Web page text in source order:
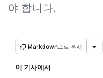
야 합니다.
Markdown으로 복사
이 기사에서